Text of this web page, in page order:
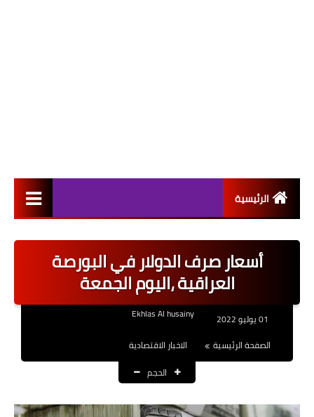
الرئيسية
اخبار القطاع العام
اخبار القطاع الخاص
العقود والاجور اليومية
أسعار صرف الدولار في البورصة
العراقية ،اليوم الجمعة
Ekhlas Al husainy
الصفحة الرئيسية
الاخبار الاقتصادية
الحجم